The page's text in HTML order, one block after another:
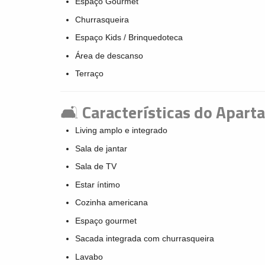
Churrasqueira
Espaço Kids / Brinquedoteca
Área de descanso
Terraço
🛋️Características do
Living amplo e integrado
Sala de jantar
Sala de TV
Estar íntimo
Cozinha americana
Espaço gourmet
Sacada integrada com churrasqueira
Lavabo